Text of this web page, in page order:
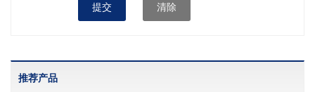
提交 清除
推荐产品